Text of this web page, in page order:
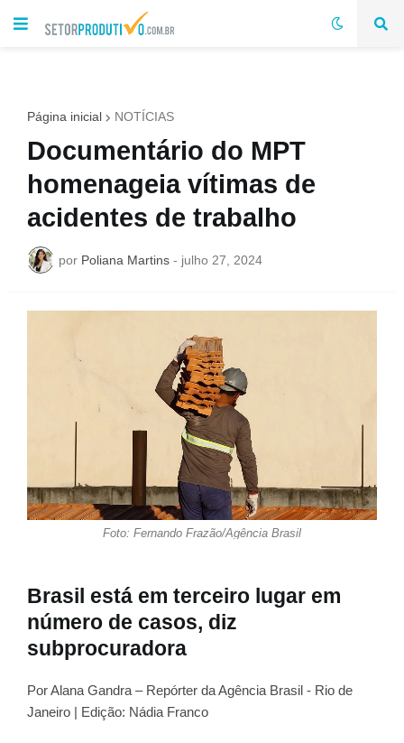
Página inicial NOTÍCIAS
Documentário do MPT
homenageia vítimas de
acidentes de trabalho
por Poliana Martins - julho 27, 2024
Foto: Fernando Frazão/Agência Brasil
Brasil está em terceiro lugar em
número de casos, diz
subprocuradora
Por Alana Gandra – Repórter da Agência Brasil - Rio de
Janeiro | Edição: Nádia Franco